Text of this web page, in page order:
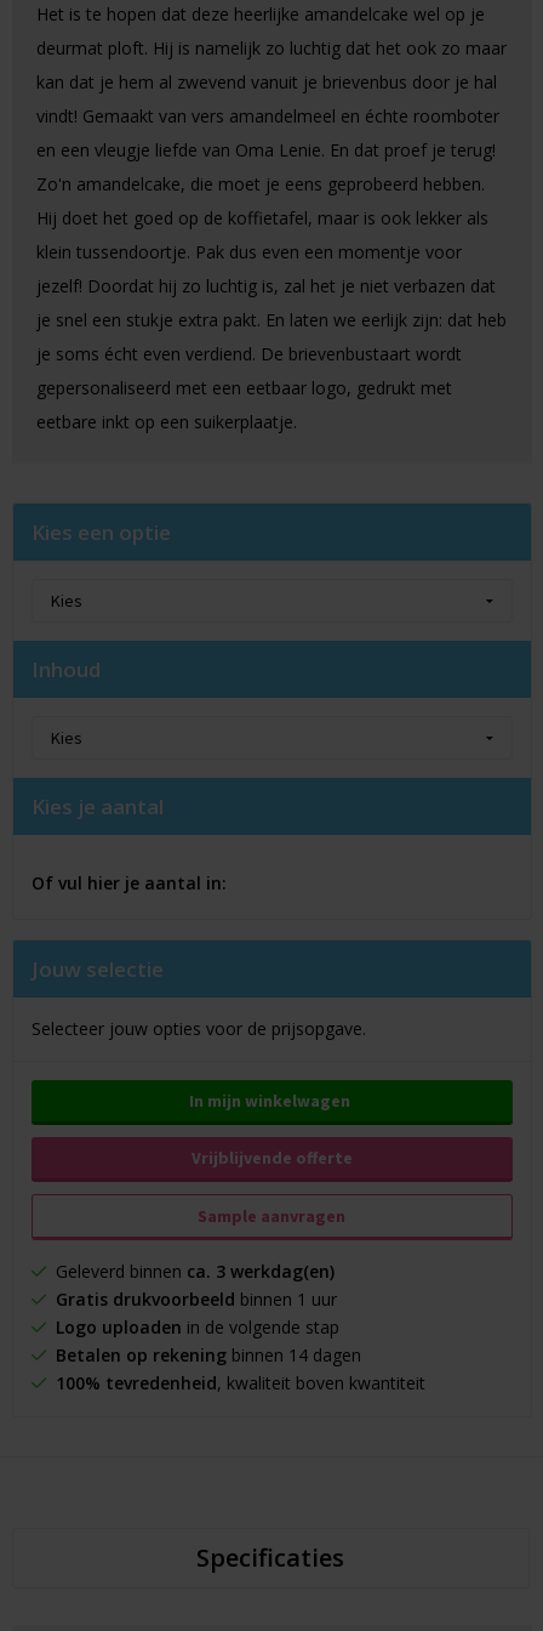
Het is te hopen dat deze heerlijke amandelcake wel op je
deurmat ploft. Hij is namelijk zo luchtig dat het ook zo maar
kan dat je hem al zwevend vanuit je brievenbus door je hal
vindt! Gemaakt van vers amandelmeel en échte roomboter
en een vleugje liefde van Oma Lenie. En dat proef je terug!
Zo'n amandelcake, die moet je eens geprobeerd hebben.
Hij doet het goed op de koffietafel, maar is ook lekker als
klein tussendoortje. Pak dus even een momentje voor
jezelf! Doordat hij zo luchtig is, zal het je niet verbazen dat
je snel een stukje extra pakt. En laten we eerlijk zijn: dat heb
je soms écht even verdiend. De brievenbustaart wordt
gepersonaliseerd met een eetbaar logo, gedrukt met
eetbare inkt op een suikerplaatje.
Kies een optie
Inhoud
Kies je aantal
Of vul hier je aantal in:
Jouw selectie
Selecteer jouw opties voor de prijsopgave.
In mijn winkelwagen
Vrijblijvende offerte
Sample aanvragen
Geleverd binnen ca. 3 werkdag(en)
Gratis drukvoorbeeld binnen 1 uur
Logo uploaden in de volgende stap
Betalen op rekeningbinnen 14 dagen
100% tevredenheid, kwaliteit boven kwantiteit
Specificaties